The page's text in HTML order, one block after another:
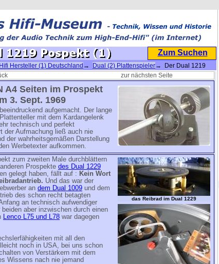
Zum Suchen
Hifi Hersteller (1) Deutschland → Dual (2) Plattenspieler→ Der Dual 1219
zur nächsten Seite
A4 Seiten im Prospekt
3. Sept. 1969
aufgemacht. Der lange
mit dem Kardangelenk
technisch und perfekt
der Aufmachung ließ auch nie
der wahrheitsgemäßen Darstellung
Werbetexter aufkommen.
das Reibrad im Dual 1229
zum zweiten Male durchblättern
Prospekte des Dual 1229
gelegt haben, fällt auf : Kein Wort
Und das war der
an dem Dual 1009 und dem
des schon recht betagten
an technisch aufwendiger
aber inzwischen durch einen
Lenco L75 und L78 war dagegen
mit all den
noch in USA, bei uns schon
von Verstärkern mit dem
Wissens nach nie jemand